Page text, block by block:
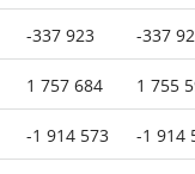
-337 923 -337
1 757 684 1 755
-1 914 573 -1 914